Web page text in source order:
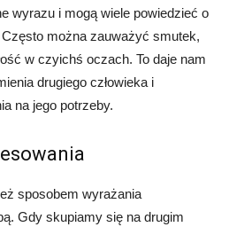
wyrazu i mogą wiele powiedzieć o
można zauważyć smutek,
w czyichś oczach. To daje nam
drugiego człowieka i
na jego potrzeby.
sposobem wyrażania
Gdy skupiamy się na drugim